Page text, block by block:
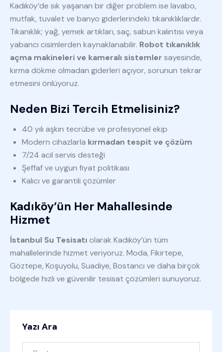
Kadıköy’de sık yaşanan bir diğer problem ise lavabo,
mutfak, tuvalet ve banyo giderlerindeki tıkanıklıklardır.
Tıkanıklık; yağ, yemek artıkları, saç, sabun kalıntısı veya
yabancı cisimlerden kaynaklanabilir. Robot tıkanıklık
açma makineleri ve kameralı sistemler sayesinde,
kırma dökme olmadan giderleri açıyor, sorunun tekrar
etmesini önlüyoruz.
Neden Bizi Tercih Etmelisiniz?
40 yılı aşkın tecrübe ve profesyonel ekip
Modern cihazlarla kırmadan tespit ve çözüm
7/24 acil servis desteği
Şeffaf ve uygun fiyat politikası
Kalıcı ve garantili çözümler
Kadıköy’ün Her Mahallesinde
Hizmet
İstanbul Su Tesisatıolarak Kadıköy’ün tüm
mahallelerinde hizmet veriyoruz. Moda, Fikirtepe,
Göztepe, Koşuyolu, Suadiye, Bostancı ve daha birçok
bölgede hızlı ve güvenilir tesisat çözümleri sunuyoruz.
Yazı Ara